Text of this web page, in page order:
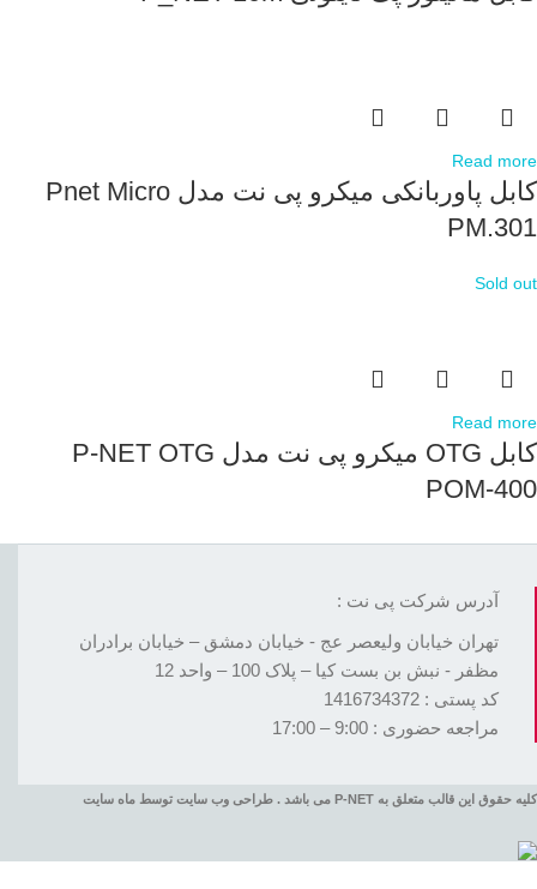
Read more
کابل پاوربانکی میکرو پی نت مدل Pnet Micro
PM.301
Sold out
Read more
کابل OTG میکرو پی نت مدل P-NET OTG
POM-400
آدرس شرکت پی نت :
تهران خیابان ولیعصر عج - خیابان دمشق – خیابان برادران
مظفر - نبش بن بست کیا – پلاک 100 – واحد 12
کد پستی : 1416734372
مراجعه حضوری : 9:00 – 17:00
کلیه حقوق این قالب متعلق به P-NET می باشد . طراحی وب سایت توسط ماه سایت